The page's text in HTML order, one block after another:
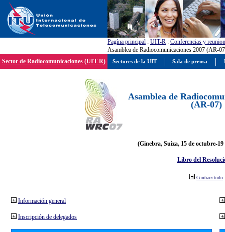
Pagína principal : UIT-R : Conferencias y
Asamblea de Radiocomunicaciones 2007 (AR-
Sector de Radiocomunicaciones (UIT-R)
Asamblea de
(AR-07)
(Ginebra, Suiza, 15 de octubre-19
Libro del
Contraer todo
Información general
Inscripción de delegados
Sectores de la UIT Sala de prensa